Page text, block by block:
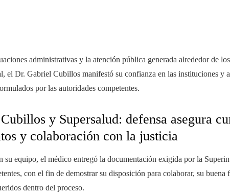
administrativas y la atención pública generada alrededor de
el Dr. Gabriel Cubillos manifestó su confianza en las instituciones y
por las autoridades competentes.
y Supersalud: defensa asegura
y colaboración con la justicia
su equipo, el médico entregó la documentación exigida por la
con el fin de demostrar su disposición para colaborar, su
dentro del proceso.